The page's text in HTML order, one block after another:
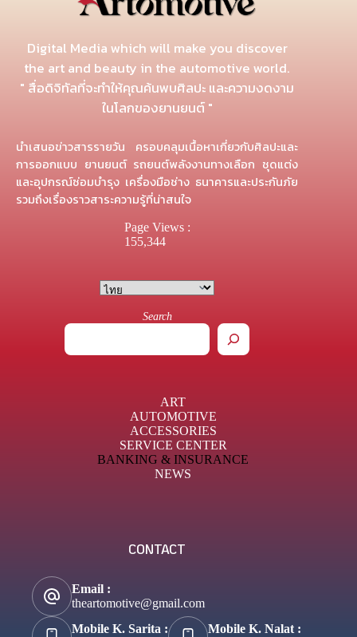
Digital Media which will make you discover
the art and beauty in the automotive world.
" สื่อดิจิทัลที่จะทำให้คุณค้นพบศิลปะ และความงดงาม
ในโลกของยานยนต์ "
นำเสนอข่าวสารรายวัน ครอบคลุมเนื้อหาเกี่ยวกับศิลปะและ
การออกแบบ ยานยนต์ รถยนต์พลังงานทางเลือก ชุดแต่ง
และอุปกรณ์ซ่อมบำรุง เครื่องมือช่าง ธนาคารและประกันภัย
รวมถึงเรื่องราวสาระความรู้ที่น่าสนใจ
Page Views :
155,344
Search
ART
AUTOMOTIVE
ACCESSORIES
SERVICE CENTER
BANKING & INSURANCE
NEWS
CONTACT
Email :
theartomotive@gmail.com
Mobile K. Sarita :
Mobile K. Nalat :